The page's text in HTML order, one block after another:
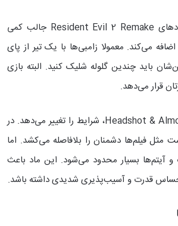
این مورد از بهترین مادهای Resident Evil 2 Remake جالب کمی
می‌کند. معمولا زامبی‌ها با یک تیر از پای
باید چندین گلوله شلیک کنید. البته بازی
قرار می‌دهد.
اما ماد Headshot & Almost No Items، شرایط را تغییر می‌دهد. در
فیلم‌ها دشمنان را بلافاصله می‌کشد. اما
آیتم‌ها بسیار محدود می‌شود. این ماد باعث
قدرت و آسیب‌پذیری شدیدی داشته باشد.